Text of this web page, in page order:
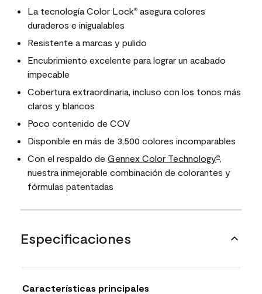
La tecnología Color Lock® asegura colores
duraderos e inigualables
Resistente a marcas y pulido
Encubrimiento excelente para lograr un acabado
impecable
Cobertura extraordinaria, incluso con los tonos más
claros y blancos
Poco contenido de COV
Disponible en más de 3,500 colores incomparables
Con el respaldo de Gennex Color Technology®,
nuestra inmejorable combinación de colorantes y
fórmulas patentadas
Especificaciones
Características principales